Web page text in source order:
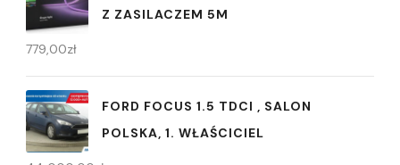
Z ZASILACZEM 5M
779,00zł
FORD FOCUS 1.5 TDCI , SALON
POLSKA, 1. WŁAŚCICIEL